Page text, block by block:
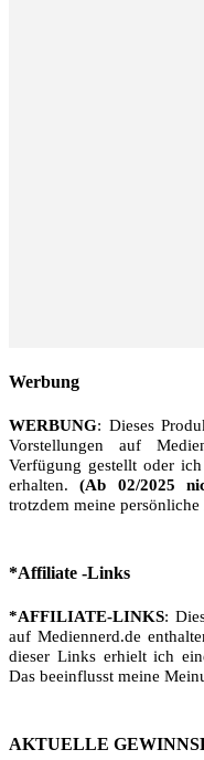
Werbung
WERBUNG: Dieses
Vorstellungen auf
Verfügung gestellt oder
erhalten.(Ab 02/2025
trotzdem meine
*Affiliate -Links
*AFFILIATE-LINKS:
auf Mediennerd.de
dieser Links erhielt ich
Das beeinflusst meine
AKTUELLE